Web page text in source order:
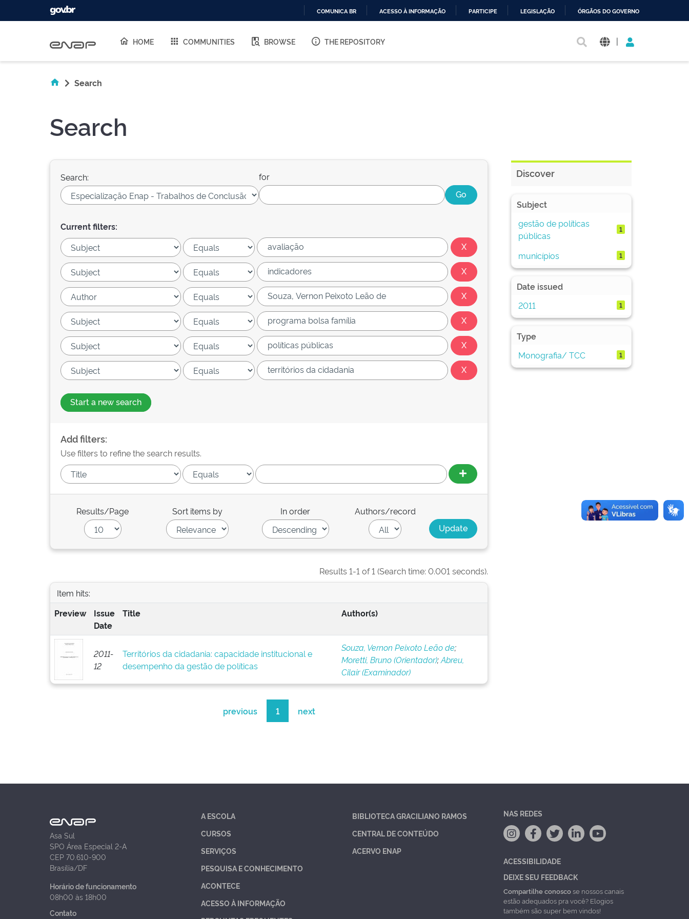
O
COMUNICA BR ACESSO À INFORMAÇÃO PARTICIPE LEGISLAÇÃO ÓRGÃOS DO GOVERNO
HOME COMMUNITIES BROWSE THE REPOSITORY |
Search
Search
Search: for
Current filters:
Start a new search
Add filters:
Use filters to refine the search results.
Results/Page Sort items by In order Authors/record
Results 1-1 of 1 (Search time: 0.001 seconds).
Item hits:
Preview
Issue
Date
Title Author(s)
2011-
12
Territórios da cidadania: capacidade institucional e
desempenho da gestão de políticas
Souza, Vernon Peixoto Leão de;
Moretti, Bruno (Orientador);Abreu,
Cilair (Examinador)
previous 1 next
Discover
Subject
gestão de políticas
públicas
1
municípios 1
Date issued
2011
1
Type
Monografia/ TCC
1
Asa Sul
SPO Área Especial 2-A
CEP 70.610-900
Brasília/DF
Horário de funcionamento
08h00 às 18h00
Contato
A ESCOLA
CURSOS
SERVIÇOS
PESQUISA E CONHECIMENTO
ACONTECE
ACESSO À INFORMAÇÃO
BIBLIOTECA GRACILIANO RAMOS
CENTRAL DE CONTEÚDO
ACERVO ENAP
NAS REDES
ACESSIBILIDADE
DEIXE SEU FEEDBACK
Compartilhe conoscose nossos canais
estão adequados pra você? Elogios
também são super bem vindos!